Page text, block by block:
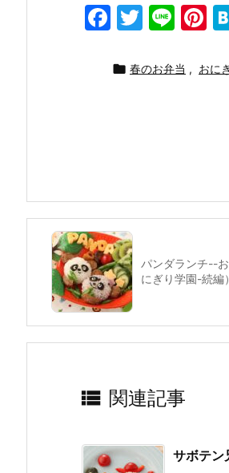
F
c
k
T
itt
Li
e
Pi
 春のお弁当 , おに
パンダランチ--
にぎり学園-続編）
 関連記事
サボテン